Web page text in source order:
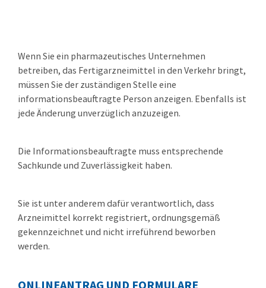
Wenn Sie ein pharmazeutisches Unternehmen
betreiben, das Fertigarzneimittel in den Verkehr bringt,
müssen Sie der zuständigen Stelle eine
informationsbeauftragte Person anzeigen. Ebenfalls ist
jede Änderung unverzüglich anzuzeigen.
Die Informationsbeauftragte muss entsprechende
Sachkunde und Zuverlässigkeit haben.
Sie ist unter anderem dafür verantwortlich, dass
Arzneimittel korrekt registriert, ordnungsgemäß
gekennzeichnet und nicht irreführend beworben
werden.
ONLINEANTRAG UND FORMULARE